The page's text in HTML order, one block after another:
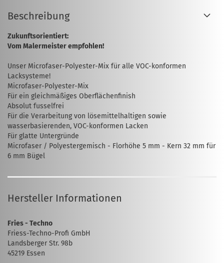
Beschreibung
Zukunftsorientiert:
Vom Malermeister empfohlen!
Unser Microfaser-Polyester-Mix für alle VOC-konformen
Lacksysteme!
Microfaser-Polyester-Mix
Für ein gleichmäßiges Oberflächenfinish
Absolut fusselfrei
Für die Verarbeitung von lösemittelhaltigen sowie
wasserbasierenden, VOC-konformen Lacken
Für glatte Untergründe
Microfaser / Polyestergemisch - Florhöhe 5 mm - Kern 32 mm für
6 mm Bügel
Hersteller Informationen
Fries - Techno
Friess-Techno-Profi GmbH
Landsberger Str. 98b
45219 Essen